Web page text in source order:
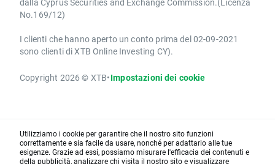
No.169/12)
I clienti che hanno aperto un conto prima del 02-09-2021
sono clienti di XTB Online Investing CY).
Copyright 2026 © XTB•Impostazioni dei cookie
Utilizziamo i cookie per garantire che il nostro sito funzioni
correttamente e sia facile da usare, nonché per adattarlo alle tue
esigenze. Grazie ad essi, possiamo misurare l'efficacia dei contenuti e
della pubblicità, analizzare chi visita il nostro sito e visualizzare